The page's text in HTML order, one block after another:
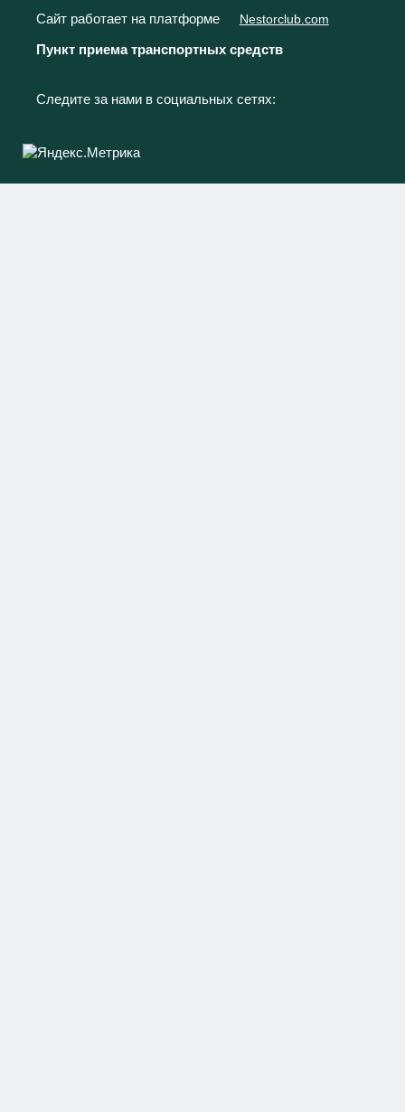
Сайт работает на платформе Nestorclub.com
Пункт приема транспортных средств
Следите за нами в социальных сетях: